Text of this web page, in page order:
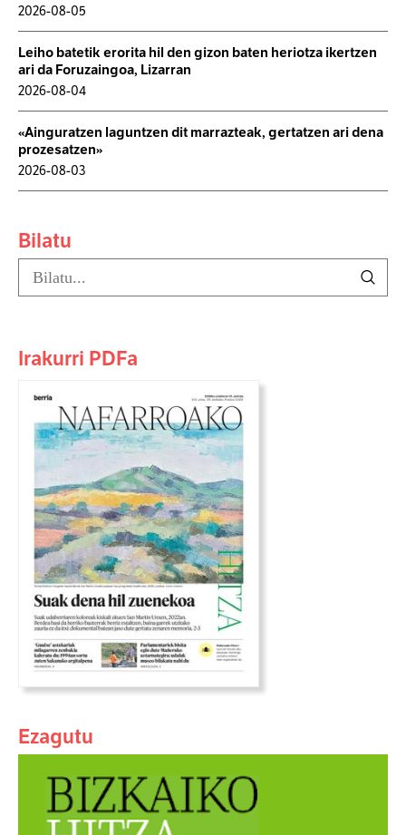
2026-08-05
Leiho batetik erorita hil den gizon baten heriotza ikertzen
ari da Foruzaingoa, Lizarran
2026-08-04
«Ainguratzen laguntzen dit marrazteak, gertatzen ari dena
prozesatzen»
2026-08-03
Bilatu
Irakurri PDFa
Ezagutu